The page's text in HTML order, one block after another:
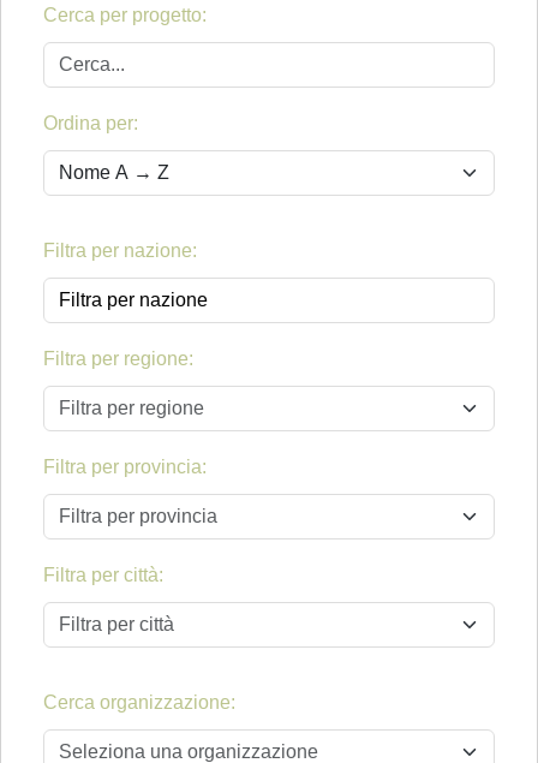
Cerca per progetto:
Ordina per:
Filtra per nazione:
Filtra per regione:
Filtra per regione
Filtra per provincia:
Filtra per provincia
Filtra per città:
Filtra per città
Cerca organizzazione:
Seleziona una organizzazione